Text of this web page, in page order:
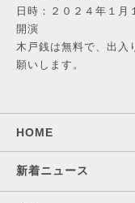
日時：２０２４年１月
開演
木戸銭は無料で、出入
願いします。
HOME
新着ニュース